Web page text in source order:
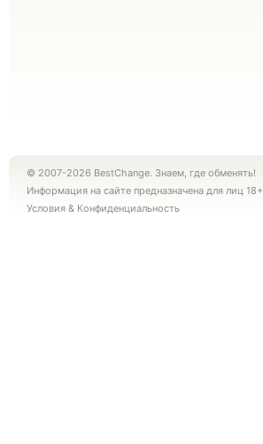
© 2007-2026 BestChange. Знаем, где обменять!
Информация на сайте предназначена для лиц 18+
Условия & Конфиденциальность